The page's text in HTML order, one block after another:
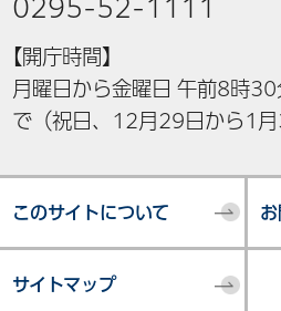
0295-52-1111
【開庁時間】
月曜日から金曜日 午前8時
で（祝日、12月29日から1月
このサイトについて
サイトマップ